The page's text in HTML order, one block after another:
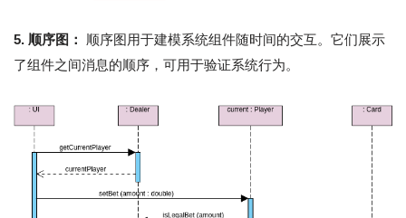
5. 顺序图：
顺序图用于建模系统组件随时间的交互。它们展示
了组件之间消息的顺序，可用于验证系统行为。